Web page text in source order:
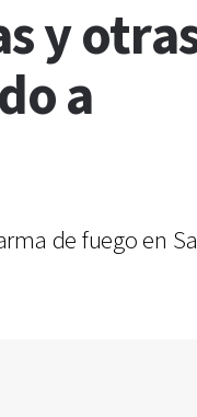
y
a
de fuego en